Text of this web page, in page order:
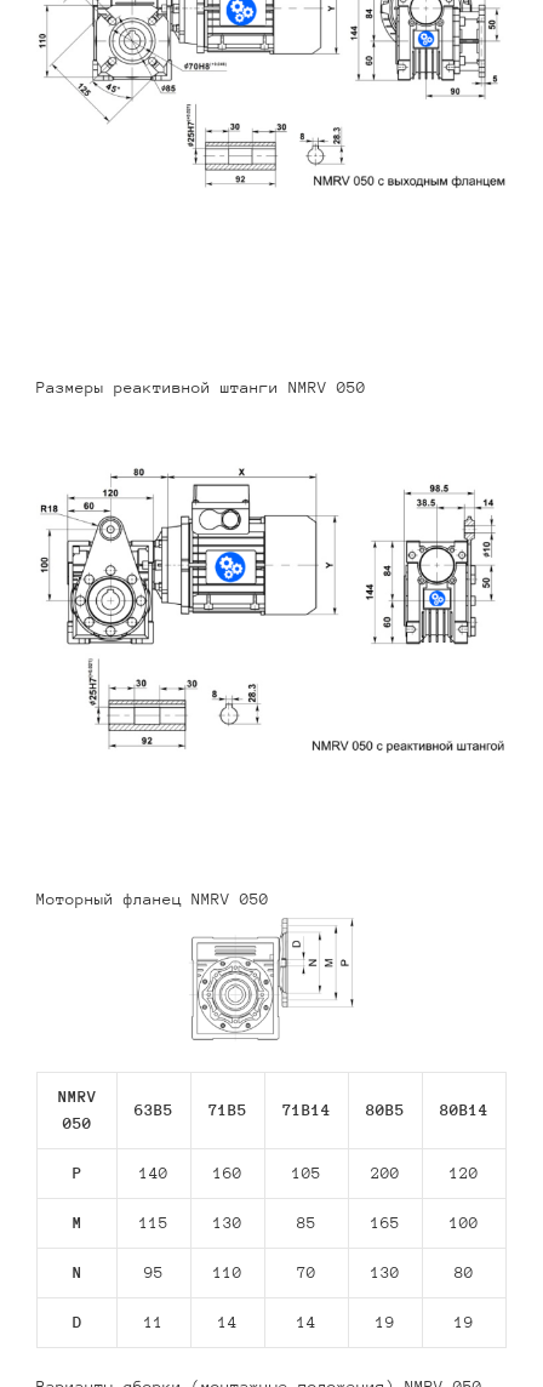
Размеры реактивной штанги NMRV 050
Моторный фланец NMRV 050
NMRV
050
63В5 71В5 71В14 80В5 80В14
P 140 160 105 200 120
M 115 130 85 165 100
N 95 110 70 130 80
D 11 14 14 19 19